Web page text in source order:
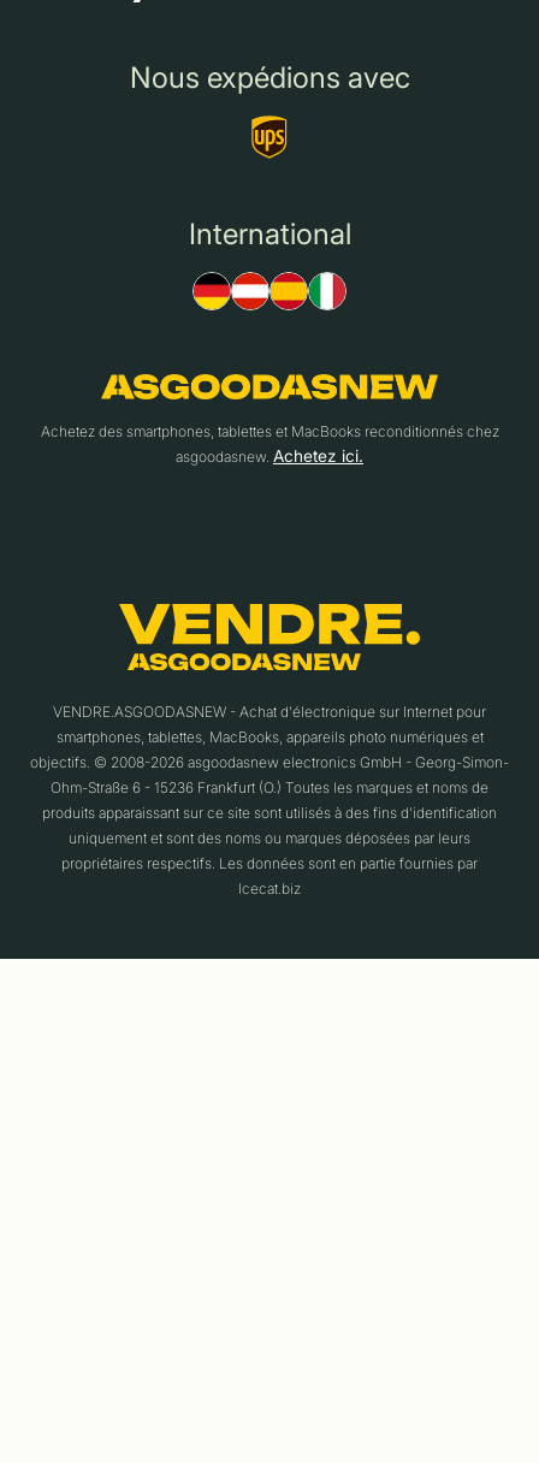
Nous expédions avec
International
Achetez des smartphones, tablettes et MacBooks reconditionnés chez
asgoodasnew. Achetez ici.
VENDRE.ASGOODASNEW - Achat d'électronique sur Internet pour
smartphones, tablettes, MacBooks, appareils photo numériques et
objectifs. © 2008-2026 asgoodasnew electronics GmbH - Georg-Simon-
Ohm-Straße 6 - 15236 Frankfurt (O.) Toutes les marques et noms de
produits apparaissant sur ce site sont utilisés à des fins d'identification
uniquement et sont des noms ou marques déposées par leurs
propriétaires respectifs. Les données sont en partie fournies par
Icecat.biz